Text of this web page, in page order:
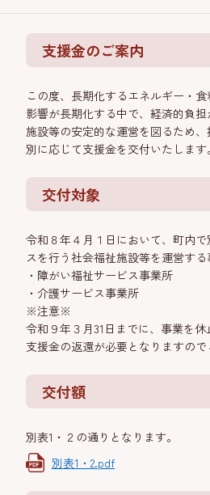
支援金のご案内
この度、長期化するエネルギー・
影響が長期化する中で、経済的負
施設等の安定的な運営を図るため
別に応じて支援金を交付いたします。
交付対象
令和８年４月１日において、町内で
スを行う社会福祉施設等を運営する
・障がい福祉サービス事業所
・介護サービス事業所
※注意※
令和９年３月31日までに、事業を休
支援金の返還が必要となりますので
交付額
別表1・２の通りとなります。
別表1・2.pdf